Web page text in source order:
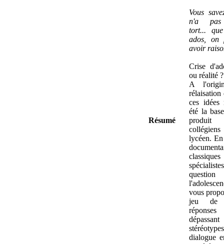
Résumé
Vous
n'a pas
tort...
ados, on
avoir
Crise
ou réalité ?
A
ces idées
été la
lycéen.
vous
jeu de
dialogue